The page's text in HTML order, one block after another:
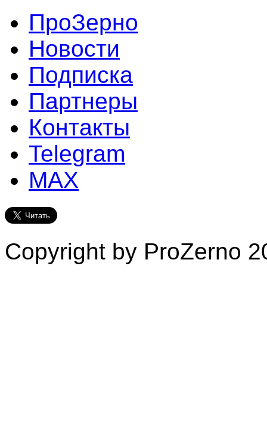
ПроЗерно
Новости
Подписка
Партнеры
Контакты
Telegram
MAX
Copyright by ProZerno